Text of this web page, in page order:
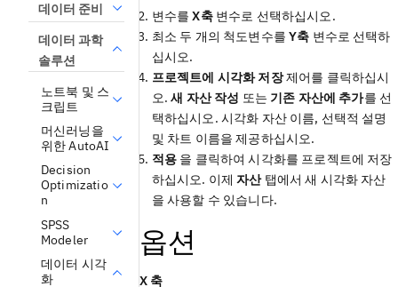
데이터 준비
데이터 과학
솔루션
노트북 및 스
크립트
머신러닝을
위한 AutoAI
Decision
Optimizatio
n
SPSS
Modeler
데이터 시각
화
변수를X축변수로 선택하십시오.
최소 두 개의 척도변수를Y축 변수로 선택하
십시오.
프로젝트에 시각화 저장제어를 클릭하십시
오.새 자산 작성 또는 기존 자산에 추가를 선
택하십시오. 시각화 자산 이름, 선택적 설명
및 차트 이름을 제공하십시오.
적용 을 클릭하여 시각화를 프로젝트에 저장
하십시오. 이제자산탭에서 새 시각화 자산
을 사용할 수 있습니다.
옵션
X 축